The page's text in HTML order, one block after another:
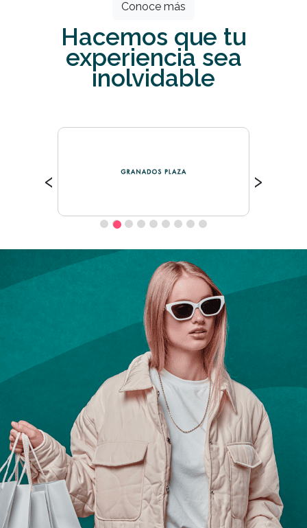
Conoce más
Hacemos que tu
experiencia sea
inolvidable
‹ ›